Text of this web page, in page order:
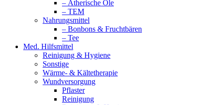
– Ätherische Öle
– TEM
Nahrungsmittel
– Bonbons & Fruchtbären
– Tee
Med. Hilfsmittel
Reinigung & Hygiene
Sonstige
Wärme- & Kältetherapie
Wundversorgung
Pflaster
Reinigung